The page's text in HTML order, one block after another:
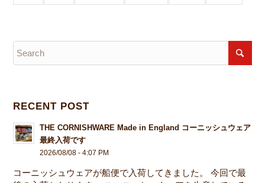
RECENT POST
THE CORNISHWARE Made in England コーニッシュウェア
最終入荷です
2026/08/08 - 4:07 PM
コーニッシュウェアが船便で入荷してきました。 今回で最